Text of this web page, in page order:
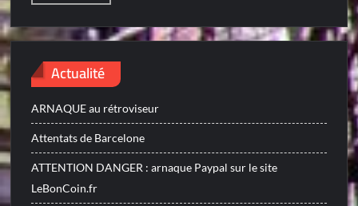
Actualité
ARNAQUE au rétroviseur
Attentats de Barcelone
ATTENTION DANGER : arnaque Paypal sur le site
LeBonCoin.fr